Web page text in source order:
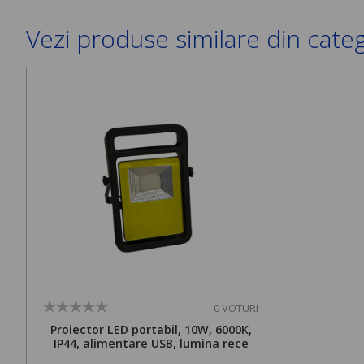
Vezi produse similare din
0 VOTURI
Proiector LED portabil, 10W, 6000K,
IP44, alimentare USB, lumina rece